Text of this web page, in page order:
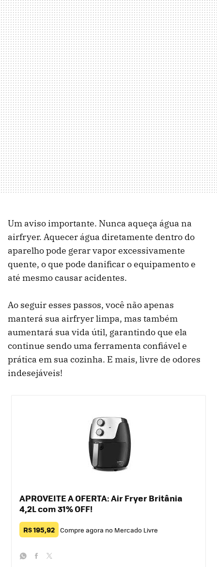
Um aviso importante. Nunca aqueça água na
airfryer. Aquecer água diretamente dentro do
aparelho pode gerar vapor excessivamente
quente, o que pode danificar o equipamento e
até mesmo causar acidentes.
Ao seguir esses passos, você não apenas
manterá sua airfryer limpa, mas também
aumentará sua vida útil, garantindo que ela
continue sendo uma ferramenta confiável e
prática em sua cozinha. E mais, livre de odores
indesejáveis!
APROVEITE A OFERTA: Air Fryer Britânia
4,2L com 31% OFF!
R$ 195,92 Compre agora no Mercado Livre